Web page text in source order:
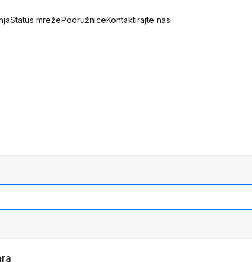
Status mrežePodružniceKontaktirajte nas